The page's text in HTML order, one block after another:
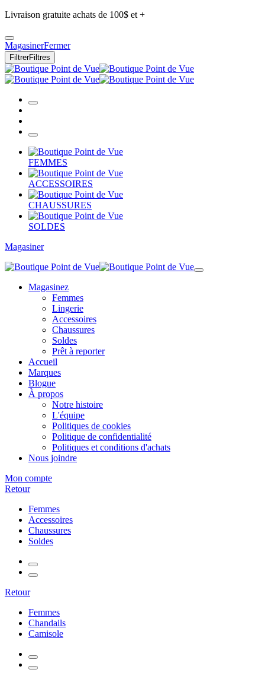
Livraison gratuite achats de 100$ et +
MagasinerFermer
FiltrerFiltres
FEMMES
ACCESSOIRES
CHAUSSURES
SOLDES
Magasiner
Magasinez
Femmes
Lingerie
Accessoires
Chaussures
Soldes
Prêt à reporter
Accueil
Marques
Blogue
À propos
Notre histoire
L'équipe
Politiques de cookies
Politique de confidentialité
Politiques et conditions d'achats
Nous joindre
Mon compte
Retour
Femmes
Accessoires
Chaussures
Soldes
Retour
Femmes
Chandails
Camisole